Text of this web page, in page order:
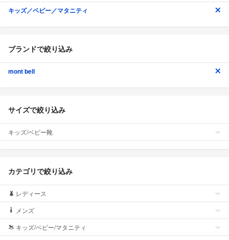
キッズ／ベビー／マタニティ
ブランドで絞り込み
mont bell
サイズで絞り込み
キッズ/ベビー靴
カテゴリで絞り込み
レディース
メンズ
キッズ/ベビー/マタニティ